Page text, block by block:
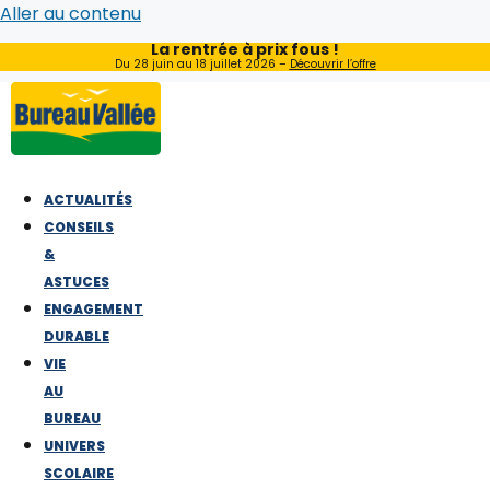
Aller au contenu
La rentrée à prix fous !
Du 28 juin au 18 juillet 2026 – Découvrir l’offre
ACTUALITÉS
CONSEILS
&
ASTUCES
ENGAGEMENT
DURABLE
VIE
AU
BUREAU
UNIVERS
SCOLAIRE